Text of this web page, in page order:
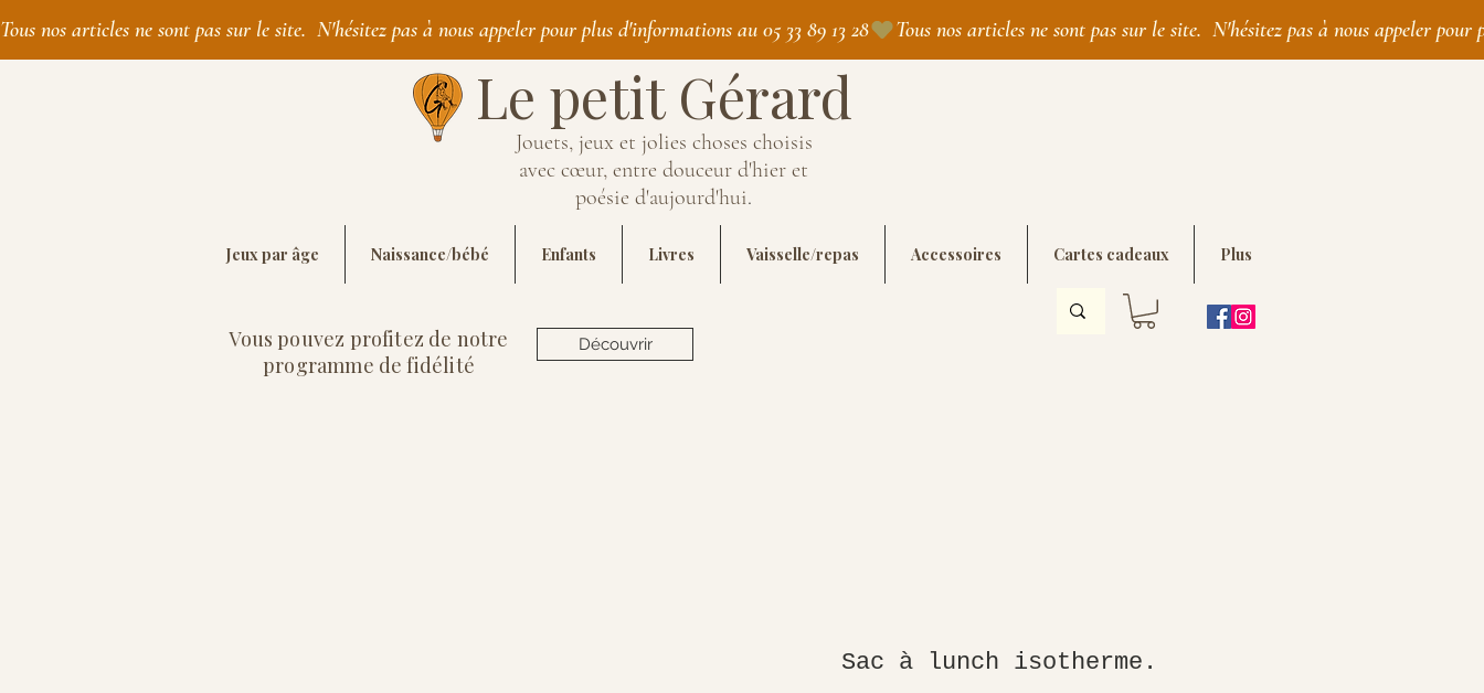
Le petit Gérard
Jouets, jeux et jolies choses choisis
avec cœur, entre douceur d'hier et
poésie d'aujourd'hui.
Tous nos articles ne sont pas sur le site.  N'hésitez pas à nous appeler pour plus d'informations au 05 33 89 13 28
Jeux par âge Naissance/bébé Enfants Livres Vaisselle/repas Accessoires Cartes cadeaux Plus
Vous pouvez profitez de notre
programme de fidélité
Découvrir
Sac à lunch isotherme.